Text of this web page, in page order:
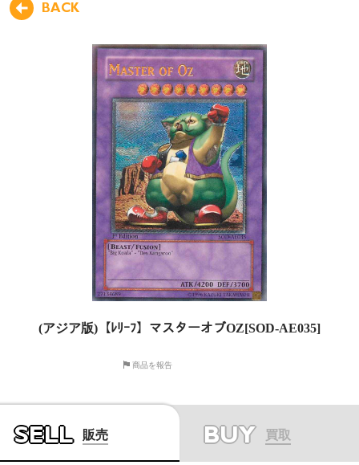
BACK
(アジア版)【ﾚﾘｰﾌ】マスターオブOZ[SOD-AE035]
商品を報告
SELL 販売 BUY 買取